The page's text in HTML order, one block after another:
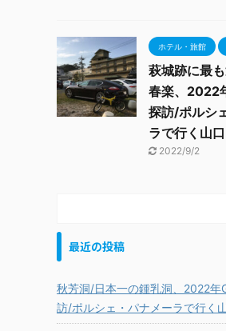
ホテル・旅館
萩城跡に最
春楽、2022
探訪/ポルシ
ラで行く山口
2022/9/2
最近の投稿
秋芳洞/日本一の鍾乳洞、2022年
訪/ポルシェ・パナメーラで行く